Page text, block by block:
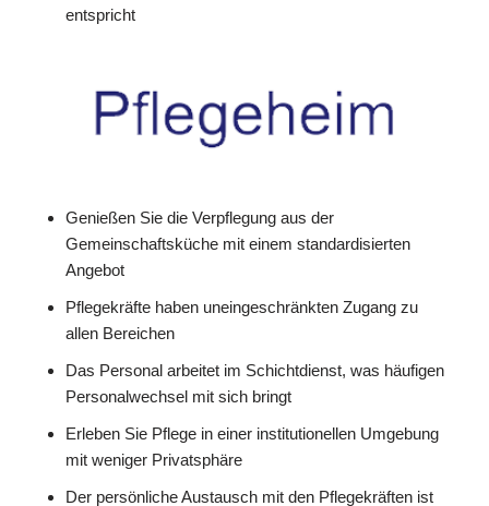
entspricht
Genießen Sie die Verpflegung aus der
Gemeinschaftsküche mit einem standardisierten
Angebot
Pflegekräfte haben uneingeschränkten Zugang zu
allen Bereichen
Das Personal arbeitet im Schichtdienst, was häufigen
Personalwechsel mit sich bringt
Erleben Sie Pflege in einer institutionellen Umgebung
mit weniger Privatsphäre
Der persönliche Austausch mit den Pflegekräften ist